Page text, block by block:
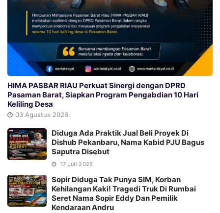
HIMA PASBAR RIAU Perkuat Sinergi dengan DPRD
Pasaman Barat, Siapkan Program Pengabdian 10 Hari
Keliling Desa
03 Agustus 2026
Diduga Ada Praktik Jual Beli Proyek Di
Dishub Pekanbaru, Nama Kabid PJU Bagus
Saputra Disebut
17 Juli 2026
Sopir Diduga Tak Punya SIM, Korban
Kehilangan Kaki! Tragedi Truk Di Rumbai
Seret Nama Sopir Eddy Dan Pemilik
Kendaraan Andru